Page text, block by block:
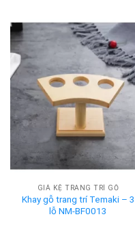
GIÁ KỆ TRANG TRÍ GỖ
Khay gỗ trang trí Temaki – 3
lỗ NM-BF0013